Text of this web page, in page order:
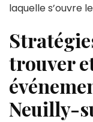
laquelle s’ouvre
trouver
Neuilly-